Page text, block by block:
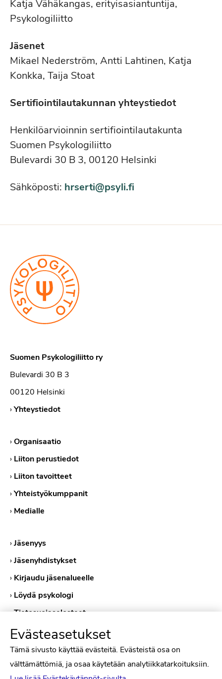
Katja Vähäkangas, erityisasiantuntija,
Psykologiliitto
Jäsenet
Mikael Nederström, Antti Lahtinen, Katja
Konkka, Taija Stoat
Ser­ti­fioin­ti­lau­ta­kun­nan yhteystiedot
Henkilöarvioinnin sertifiointilautakunta
Suomen Psykologiliitto
Bulevardi 30 B 3, 00120 Helsinki
Sähköposti: hrserti@psyli.fi
Suomen Psykologiliitto ry
Bulevardi 30 B 3
00120 Helsinki
›Yhteystiedot
›Organisaatio
› Liiton perustiedot
› Liiton tavoitteet
›Yhteistyökumppanit
› Medialle
›Jäsenyys
›Jäsenyhdistykset
› Kirjaudu jäsenalueelle
› Löydä psykologi
›Tietosuojaselosteet
›Evästekäytännöt
Evästeasetukset
Tämä sivusto käyttää evästeitä. Evästeistä osa on
välttämättömiä, ja osaa käytetään analytiikkatarkoituksiin.